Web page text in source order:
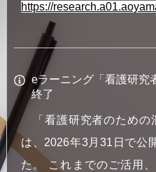
https://
eラーニング「看護研究
終了
「看護研究者のための
は、2026年3月31日で公
た。 これまでのご活用